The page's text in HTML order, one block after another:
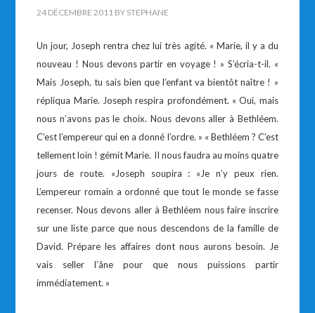
24 DÉCEMBRE 2011 BY STEPHANE
Un jour, Joseph rentra chez lui très agité. « Marie, il y a du
nouveau ! Nous devons partir en voyage ! » S’écria-t-il. «
Mais Joseph, tu sais bien que l’enfant va bientôt naître ! »
répliqua Marie. Joseph respira profondément. « Oui, mais
nous n’avons pas le choix. Nous devons aller à Bethléem.
C’est l’empereur qui en a donné l’ordre. » « Bethléem ? C’est
tellement loin ! gémit Marie. II nous faudra au moins quatre
jours de route. «Joseph soupira : «Je n’y peux rien.
L’empereur romain a ordonné que tout le monde se fasse
recenser. Nous devons aller à Bethléem nous faire inscrire
sur une liste parce que nous descendons de la famille de
David. Prépare les affaires dont nous aurons besoin. Je
vais seller l’âne pour que nous puissions partir
immédiatement. »